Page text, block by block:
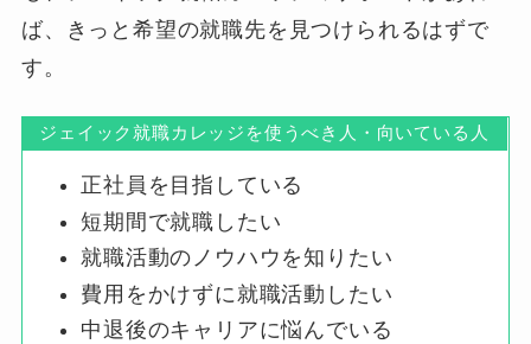
ば、きっと希望の就職先を見つけられるはずで
す。
ジェイック就職カレッジを使うべき人・向いている人
正社員を目指している
短期間で就職したい
就職活動のノウハウを知りたい
費用をかけずに就職活動したい
中退後のキャリアに悩んでいる